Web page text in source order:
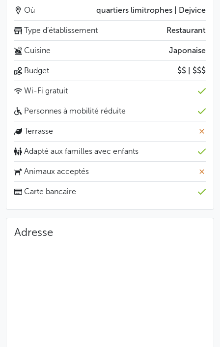
qui fait ressortir la saveur première des ingrédients, un
des principes fondamentaux de la cuisine japonaise.
Enfin, vous pourrez ici faire ce que font les Japonais
dans leur pays : laisser le cuisinier choisir pour vous.
C’est d’ailleurs un excellent moyen de découvrir ce
que le Mash Hana a de meilleur à vous offrir.
Où quartiers limitrophes | Dejvice
Type d’établissement Restaurant
Cuisine Japonaise
Budget $$ | $$$
Wi-Fi gratuit
Personnes à mobilité réduite
Terrasse
Adapté aux familles avec enfants
Animaux acceptés
Carte bancaire
Adresse